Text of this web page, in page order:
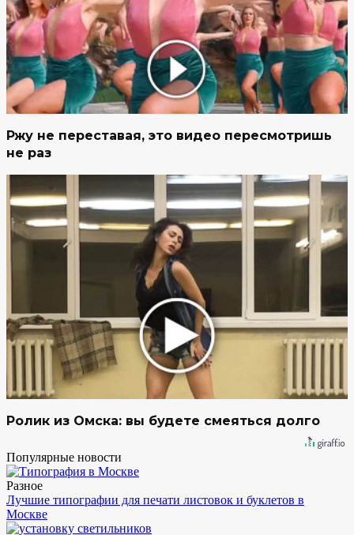
Ржу не переставая, это видео пересмотришь
не раз
Ролик из Омска: вы будете смеяться долго
Популярные новости
Разное
Лучшие типографии для печати листовок и буклетов в
Москве